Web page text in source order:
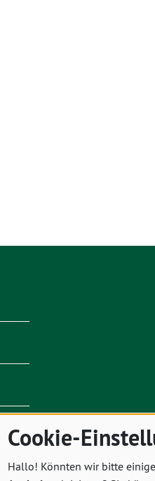
Cookie-
Hallo! Könnten wir bitte